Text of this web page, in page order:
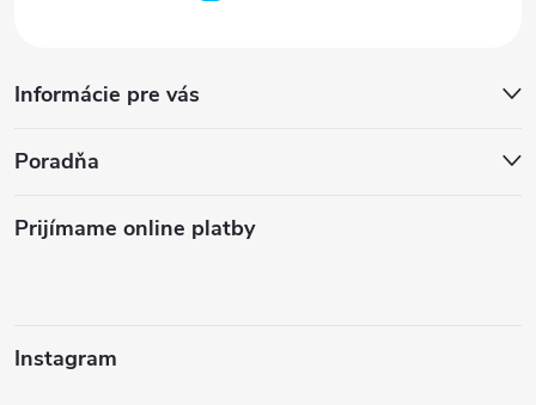
Informácie pre vás
Poradňa
Prijímame online platby
Instagram